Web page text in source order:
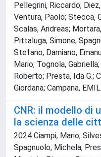
Pellegrini, Riccardo;
Ventura, Paolo; Stecca,
Scalas, Andreas;
Pittaluga, Simone;
Stefano; Damiano,
Mario; Tognola,
Roberto; Presta, Ida G.;
Giordana; Campana,
CNR: il modello di
la scienza delle
2024 Ciampi, Mario;
Spagnuolo, Michela;